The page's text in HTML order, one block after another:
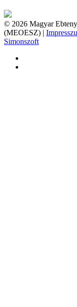
© 2026 Magyar
(MEOESZ) |
Simonszoft